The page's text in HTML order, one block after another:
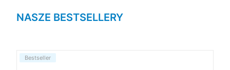
NASZE BESTSELLERY
Bestseller